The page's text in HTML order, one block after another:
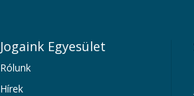
Jogaink Egyesület
Rólunk
Hírek